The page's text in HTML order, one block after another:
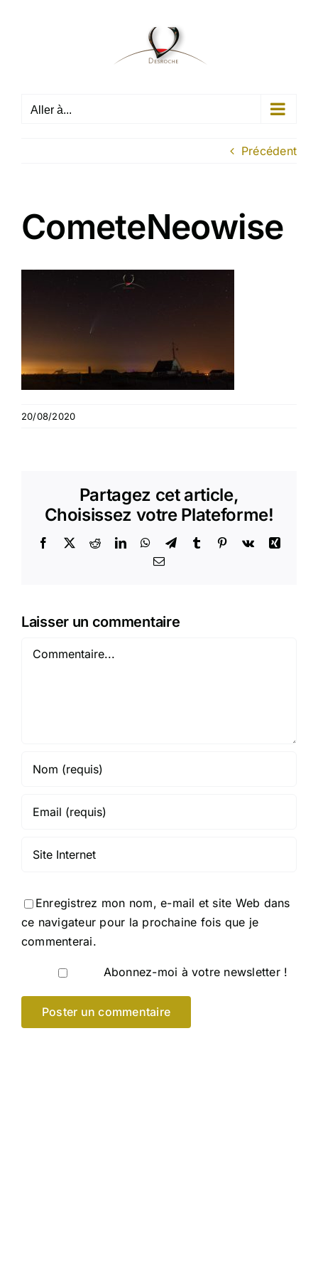
Aller à...
Précédent
CometeNeowise
20/08/2020
Partagez cet article,
Choisissez votre Plateforme!
Facebook
X RedditLinkedInWhatsApp
TelegramTumblr Pinterest
Vk
Xing
Email
Laisser un commentaire
Commentaire
Enregistrez mon nom, e-mail et site Web dans
ce navigateur pour la prochaine fois que je
commenterai.
Abonnez-moi à votre newsletter !